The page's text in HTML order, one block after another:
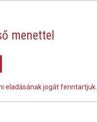
menettel
eladásának jogát fenntartjuk.